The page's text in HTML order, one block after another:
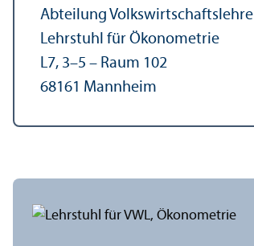
Abteilung Volkswirtschafts­lehre
Lehr­stuhl für Ökonometrie
L7, 3–5 – Raum 102
68161 Mannheim